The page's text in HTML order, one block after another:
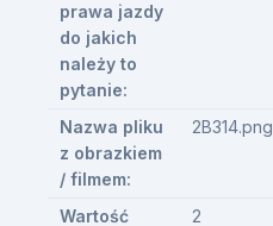
prawa jazdy
do jakich
należy to
pytanie:
Nazwa pliku
z obrazkiem
/ filmem:
2B314.png
Wartość
2